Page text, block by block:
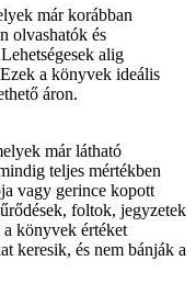
már korábban
olvashatók és
alig
a könyvek ideális
áron.
már látható
teljes mértékben
vagy gerince kopott
foltok, jegyzetek
könyvek értéket
keresik, és nem bánják a